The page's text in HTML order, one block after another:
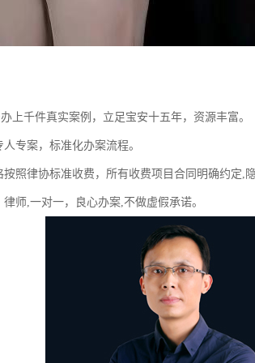
上千件真实案例，立足宝安十五年，资源丰富。
专案，标准化办案流程。
照律协标准收费，所有收费项目合同明确约定,
师,一对一，良心办案,不做虚假承诺。